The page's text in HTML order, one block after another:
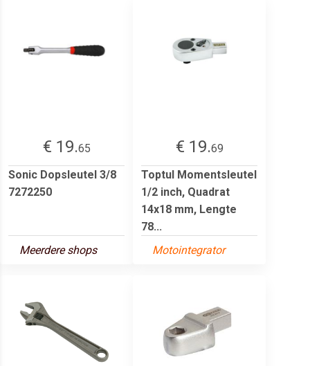
€ 19.65
Sonic Dopsleutel 3/8
7272250
Meerdere shops
€ 19.69
Toptul Momentsleutel
1/2 inch, Quadrat
14x18 mm, Lengte
78...
Motointegrator